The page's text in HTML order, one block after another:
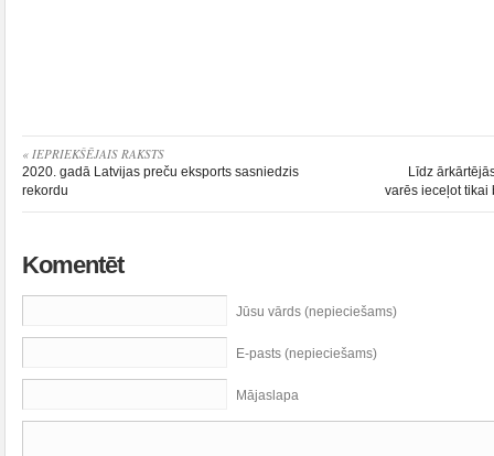
« IEPRIEKŠĒJAIS RAKSTS
2020. gadā Latvijas preču eksports sasniedzis
rekordu
Līdz
varēs ieceļot tikai
Komentēt
Jūsu vārds (nepieciešams)
E-pasts (nepieciešams)
Mājaslapa